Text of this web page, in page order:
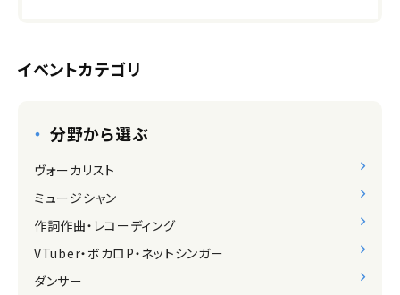
イベントカテゴリ
分野から選ぶ
ヴォーカリスト
ミュージシャン
作詞作曲・レコーディング
VTuber・ボカロP・ネットシンガー
ダンサー